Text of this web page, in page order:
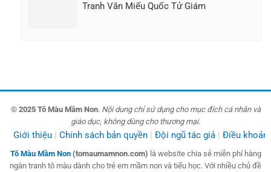
Tranh Văn Miếu Quốc Tử Giám
© 2025 Tô Màu Mầm Non. Nội dung chỉ sử dụng cho mục đích cá nhân và
giáo dục, không dùng cho thương mại.
Giới thiệu Chính sách bản quyền Đội ngũ tác giả Điều khoản
Tô Màu Mầm Non(tomaumamnon.com) là website chia sẻ miễn phí hàng
ngàn tranh tô màu dành cho trẻ em mầm non và tiểu học. Với nhiều chủ đề